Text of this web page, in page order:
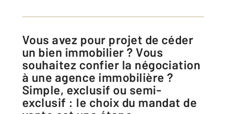
Vous avez pour projet de céder
un bien immobilier ? Vous
souhaitez confier la négociation
à une agence immobilière ?
Simple, exclusif ou semi-
exclusif : le choix du mandat de